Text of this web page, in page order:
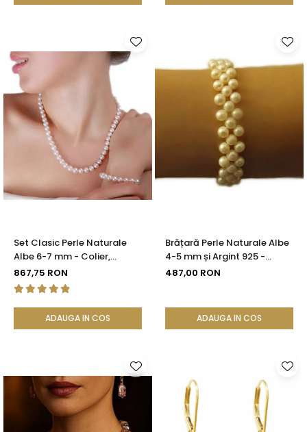
Set Clasic Perle Naturale
Albe 6-7 mm - Colier,
Brățară și Cercei, Argint 925
| KASKADDA®
867,75 RON
ADAUGA IN COS
Brățară Perle Naturale Albe
4-5 mm și Argint 925 -
Delicate Beauty |
487,00 RON
ADAUGA IN COS